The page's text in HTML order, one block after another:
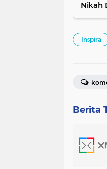
Nikah
Inspira
Berita